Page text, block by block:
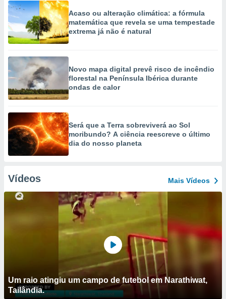
Acaso ou alteração climática: a fórmula
matemática que revela se uma tempestade
extrema já não é natural
Novo mapa digital prevê risco de incêndio
florestal na Península Ibérica durante
ondas de calor
Será que a Terra sobreviverá ao Sol
moribundo? A ciência reescreve o último
dia do nosso planeta
Vídeos Mais Vídeos
Um raio atingiu um campo de futebol em Narathiwat,
Tailândia.